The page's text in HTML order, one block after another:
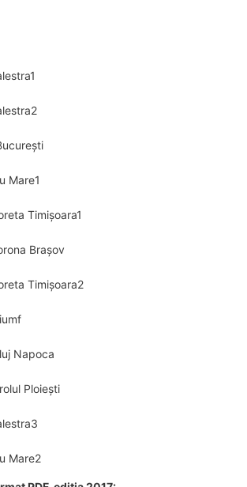
Mare1
Timișoara1
Brașov
Timișoara2
Napoca
Ploiești
Mare2